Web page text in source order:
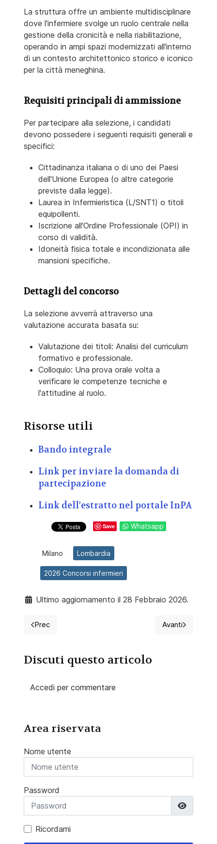
La struttura offre un ambiente multidisciplinare
dove l'infermiere svolge un ruolo centrale nella
gestione della cronicità e nella riabilitazione,
operando in ampi spazi modernizzati all'interno
di un contesto architettonico storico e iconico
per la città meneghina.
Requisiti principali di ammissione
Per partecipare alla selezione, i candidati
devono possedere i seguenti requisiti generali e
specifici:
Cittadinanza italiana o di uno dei Paesi
dell'Unione Europea (o altre categorie
previste dalla legge).
Laurea in Infermieristica (L/SNT1) o titoli
equipollenti.
Iscrizione all'Ordine Professionale (OPI) in
corso di validità.
Idoneità fisica totale e incondizionata alle
mansioni specifiche.
Dettagli del concorso
La selezione avverrà attraverso una
valutazione accurata basata su:
Valutazione dei titoli: Analisi del curriculum
formativo e professionale.
Colloquio: Una prova orale volta a
verificare le competenze tecniche e
l'attitudine al ruolo.
Risorse utili
Bando integrale
Link per inviare la domanda di
partecipazione
Link dell'estratto nel portale InPA
Save Whatsapp
Milano Lombardia
2026 Concorsi infermieri
Ultimo aggiornamento il 28 Febbraio 2026.
Articolo precedente: 2026 Concorso per infermieri,
Prec Articolo
Avanti
Discuti questo articolo
Accedi per commentare
Area riservata
Nome utente
Password
Ricordami